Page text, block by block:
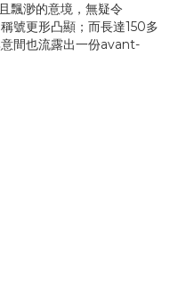
飄渺的意境，無疑令
更形凸顯；而長達150多
間也流露出一份avant-